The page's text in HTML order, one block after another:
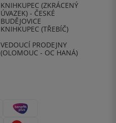
KNIHKUPEC (ZKRÁCENÝ
ÚVAZEK) - ČESKÉ
BUDĚJOVICE
KNIHKUPEC (TŘEBÍČ)
VEDOUCÍ PRODEJNY
(OLOMOUC - OC HANÁ)